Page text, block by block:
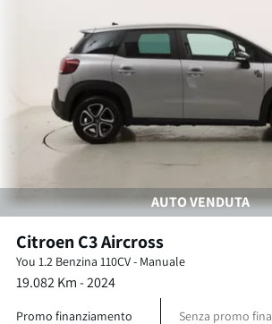
AUTO VENDUTA
CitroenC3 Aircross
You 1.2 Benzina 110CV- Manuale
19.082Km -2024
Promo finanziamento Senza promo